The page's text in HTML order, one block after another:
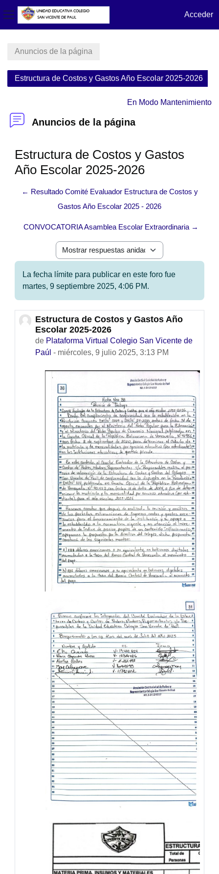
Panel lateral
Acceder
Anuncios de la página
Estructura de Costos y Gastos Año Escolar 2025-2026
En Modo Mantenimiento
Anuncios de la página
Estructura de Costos y Gastos
Año Escolar 2025-2026
← Resultado Comité Evaluador Estructura de Costos y
Gastos Año Escolar 2025 - 2026
CONVOCATORIA Asamblea Escolar Extraordinaria →
Mostrar modo
La fecha límite para publicar en este foro fue
martes, 9 septiembre 2025, 4:06 PM.
Estructura de Costos y Gastos Año
Escolar 2025-2026
de Plataforma Virtual Colegio San Vicente de
Paúl - miércoles, 9 julio 2025, 3:13 PM
Número de respuestas: 0